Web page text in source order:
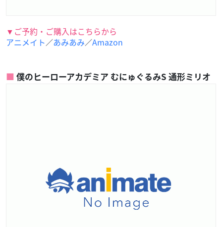
▼ご予約・ご購入はこちらから
アニメイト／あみあみ／Amazon
僕のヒーローアカデミア むにゅぐるみS 通形ミリオ